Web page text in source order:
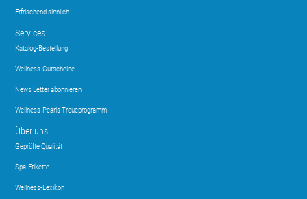
Erfrischend sinnlich
Services
Katalog-Bestellung
Wellness-Gutscheine
News Letter abonnieren
Wellness-Pearls Treueprogramm
Über uns
Geprüfte Qualität
Spa-Etikette
Wellness-Lexikon